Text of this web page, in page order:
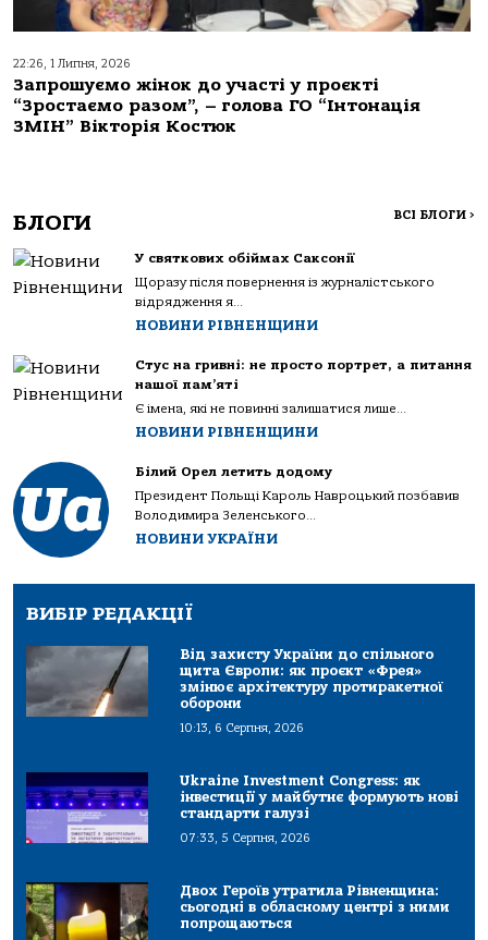
22:26, 1 Липня, 2026
Запрошуємо жінок до участі у проєкті
“Зростаємо разом”, – голова ГО “Інтонація
ЗМІН” Вікторія Костюк
БЛОГИ ВСІ БЛОГИ >
У святкових обіймах Саксонії
Щоразу після повернення із журналістського
відрядження я...
НОВИНИ РІВНЕНЩИНИ
Стус на гривні: не просто портрет, а питання
нашої пам’яті
Є імена, які не повинні залишатися лише...
НОВИНИ РІВНЕНЩИНИ
Білий Орел летить додому
Президент Польщі Кароль Навроцький позбавив
Володимира Зеленського...
НОВИНИ УКРАЇНИ
ВИБІР РЕДАКЦІЇ
Від захисту України до спільного
щита Європи: як проєкт «Фрея»
змінює архітектуру протиракетної
оборони
10:13, 6 Серпня, 2026
Ukraine Investment Congress: як
інвестиції у майбутнє формують нові
стандарти галузі
07:33, 5 Серпня, 2026
Двох Героїв утратила Рівненщина:
сьогодні в обласному центрі з ними
попрощаються